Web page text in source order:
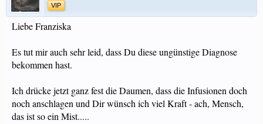
VIP
Liebe Franziska
Es tut mir auch sehr leid, dass Du diese ungünstige Diagnose
bekommen hast.
Ich drücke jetzt ganz fest die Daumen, dass die Infusionen doch
noch anschlagen und Dir wünsch ich viel Kraft - ach, Mensch,
das ist so ein Mist.....